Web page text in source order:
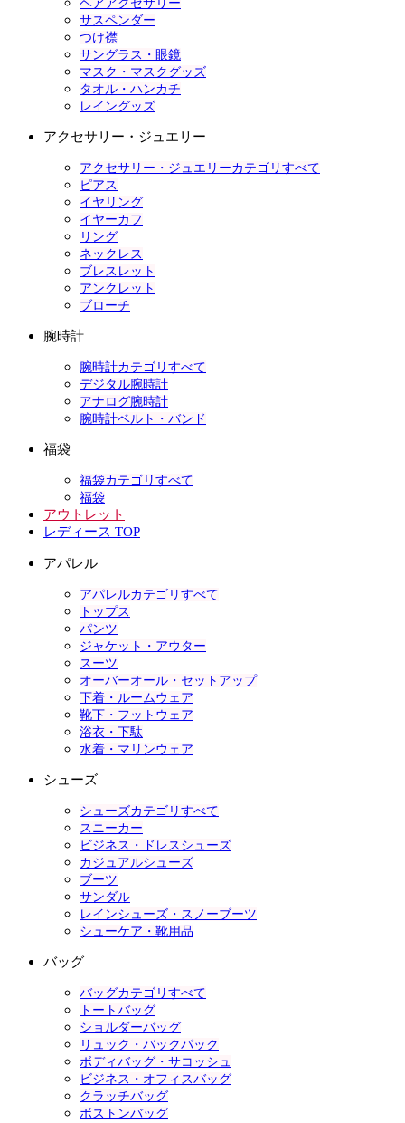
ヘアアクセサリー
サスペンダー
つけ襟
サングラス・眼鏡
マスク・マスクグッズ
タオル・ハンカチ
レイングッズ
アクセサリー・ジュエリー
アクセサリー・ジュエリーカテゴリすべて
ピアス
イヤリング
イヤーカフ
リング
ネックレス
ブレスレット
アンクレット
ブローチ
腕時計
腕時計カテゴリすべて
デジタル腕時計
アナログ腕時計
腕時計ベルト・バンド
福袋
福袋カテゴリすべて
福袋
アウトレット
レディース TOP
アパレル
アパレルカテゴリすべて
トップス
パンツ
ジャケット・アウター
スーツ
オーバーオール・セットアップ
下着・ルームウェア
靴下・フットウェア
浴衣・下駄
水着・マリンウェア
シューズ
シューズカテゴリすべて
スニーカー
ビジネス・ドレスシューズ
カジュアルシューズ
ブーツ
サンダル
レインシューズ・スノーブーツ
シューケア・靴用品
バッグ
バッグカテゴリすべて
トートバッグ
ショルダーバッグ
リュック・バックパック
ボディバッグ・サコッシュ
ビジネス・オフィスバッグ
クラッチバッグ
ボストンバッグ